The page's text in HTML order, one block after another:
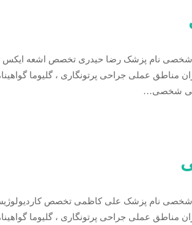
مناطق عملی جراحی پرتونگاری ، گلیوما
شخصی…
مناطق عملی جراحی پرتونگاری ، گلیوما